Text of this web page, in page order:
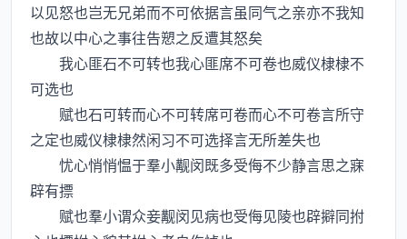
以见怒也岂无兄弟而不可依据言虽同气之亲亦不我知
也故以中心之事往告愬之反遭其怒矣
我心匪石不可转也我心匪席不可卷也威仪棣棣不
可选也
赋也石可转而心不可转席可卷而心不可卷言所守
之定也威仪棣棣然闲习不可选择言无所差失也
忧心悄悄愠于羣小觏闵既多受侮不少静言思之寐
辟有摽
赋也羣小谓众妾觏闵见病也受侮见陵也辟擗同拊